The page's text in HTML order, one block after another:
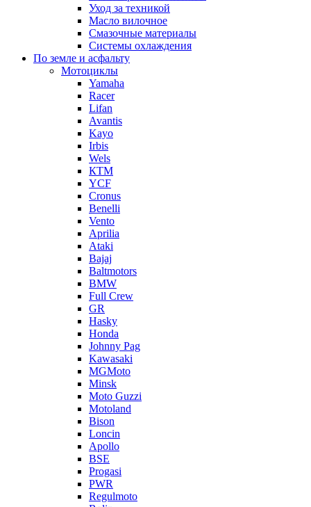
Уход за техникой
Масло вилочное
Смазочные материалы
Системы охлаждения
По земле и асфальту
Мотоциклы
Yamaha
Racer
Lifan
Avantis
Kayo
Irbis
Wels
КТМ
YCF
Cronus
Benelli
Vento
Aprilia
Ataki
Bajaj
Baltmotors
BMW
Full Crew
GR
Hasky
Honda
Johnny Pag
Kawasaki
MGMoto
Minsk
Moto Guzzi
Motoland
Bison
Loncin
Apollo
BSE
Progasi
PWR
Regulmoto